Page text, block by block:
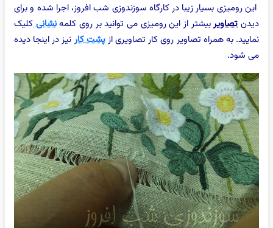
این رومیزی بسیار زیبا در کارگاه سوزندوزی شب افروز، اجرا شده و برای
دیدن تصاویربیشتر از این رومیزی می توانید بر روی کلمهنشانی کلیک
نمایید. به همراه تصاویر روی کار تصاویری ازپشتکار نیز در اینجا دیده
می شود.